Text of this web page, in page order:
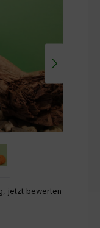
jetzt bewerten